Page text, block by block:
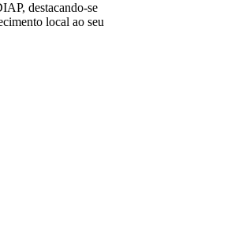
destacando-se
local ao seu